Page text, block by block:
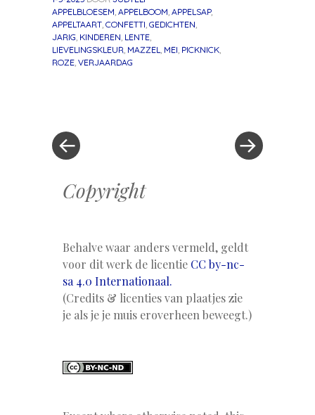
APPELBLOESEM APPELBOOM APPELSAP,
APPELTAART CONFETTI GEDICHTEN
JARIG KINDEREN LENTE
LIEVELINGSKLEUR MAZZEL MEI PICKNICK
ROZE VERJAARDAG
Copyright
Behalve waar anders vermeld, geldt
voor dit werk de licentie CC by-nc-
sa 4.0 Internationaal.
(Credits & licenties van plaatjes zie
je als je je muis eroverheen beweegt.)